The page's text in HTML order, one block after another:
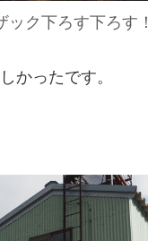
ック下ろす下ろす！
かったです。